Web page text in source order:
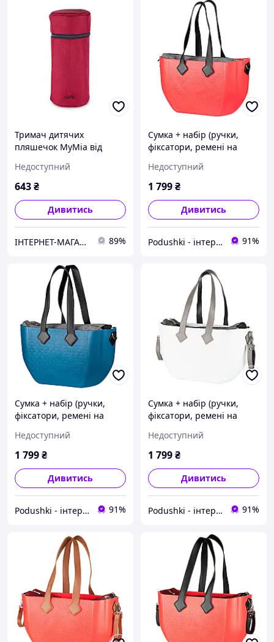
Тримач дитячих
пляшечок MyMia від
(NV8805BORDEAU)
Недоступний
643₴
Дивитись
ІНТЕРНЕТ-МАГАЗИН "Доставлено " 89%
Сумка + набір (ручки,
фіксатори, ремені на
NV8801C/02G/03B
Недоступний
1 799₴
Дивитись
Podushki - інтернет-магазин Подушки 91%
Сумка + набір (ручки,
фіксатори, ремені на
NV8801P/02G/03B
Недоступний
1 799₴
Дивитись
Podushki - інтернет-магазин Подушки 91%
Сумка + набір (ручки,
фіксатори, ремені на
NV8801G/07G/23G/13G/33
G
Недоступний
1 799₴
Дивитись
Podushki - інтернет-магазин Подушки 91%